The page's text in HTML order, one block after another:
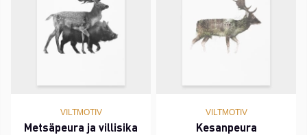
VILTMOTIV
Metsäpeura ja villisika
VILTMOTIV
Kesanpeura